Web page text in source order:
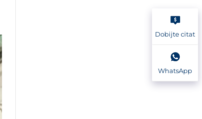
Dobijte citat
WhatsApp